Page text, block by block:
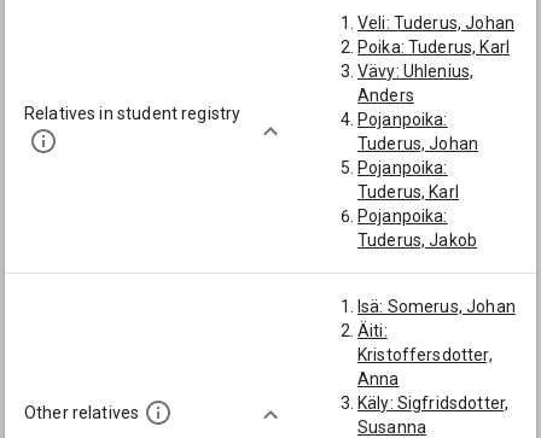
Relatives in student registry
Veli: Tuderus, Johan
Poika: Tuderus, Karl
Vävy: Uhlenius,
Anders
Pojanpoika:
Tuderus, Johan
Pojanpoika:
Tuderus, Karl
Pojanpoika:
Tuderus, Jakob
Pojanpoika:
Tuderus, Fredrik
Pojanpoika:
Tuderus, Daniel
Pojanpoika:
Tuderus, Gabriel
Other relatives
Isä: Somerus, Johan
Äiti:
Kristoffersdotter,
Anna
Käly: Sigfridsdotter,
Susanna